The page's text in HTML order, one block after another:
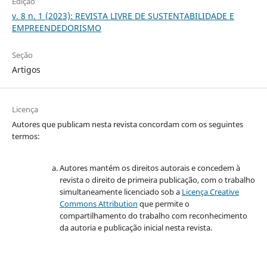
v. 8 n. 1 (2023): REVISTA LIVRE DE SUSTENTABILIDADE E
EMPREENDEDORISMO
Seção
Artigos
Licença
Autores que publicam nesta revista concordam com os seguintes
termos:
Autores mantém os direitos autorais e concedem à
revista o direito de primeira publicação, com o trabalho
simultaneamente licenciado sob a Licença Creative
Commons Attribution que permite o
compartilhamento do trabalho com reconhecimento
da autoria e publicação inicial nesta revista.